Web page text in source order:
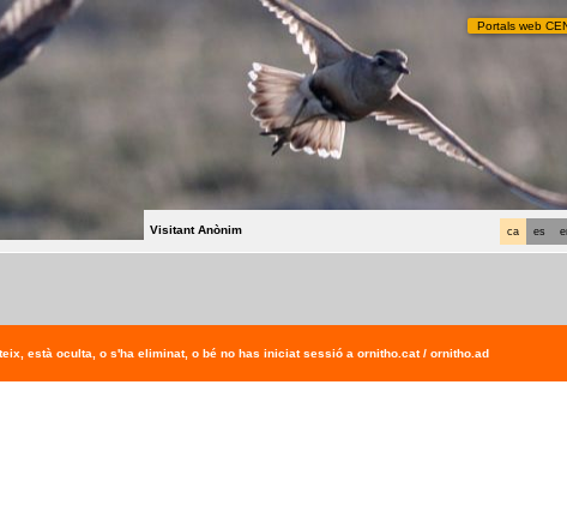
Portals web
es
ca
Visitant Anònim
està oculta, o s'ha eliminat, o bé no has iniciat sessió a ornitho.cat / ornitho.ad